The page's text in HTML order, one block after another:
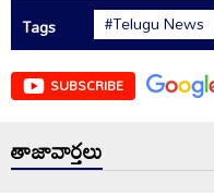
Tags
#Telugu News
SUBSCRIBE
తాజావార్తలు